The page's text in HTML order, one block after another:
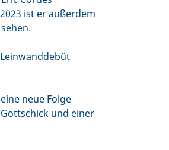
ist er außerdem
sehen.
neue Folge
Gottschick und einer